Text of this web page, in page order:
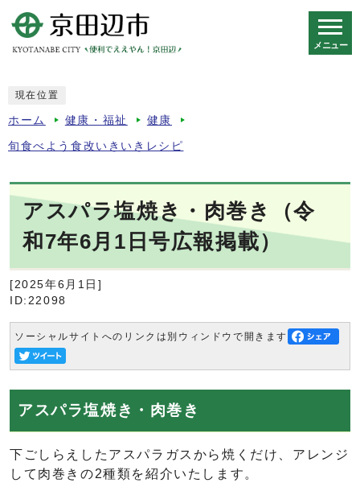
メニュー
現在位置
ホーム 健康・福祉 健康
旬食べよう食改いきいきレシピ
アスパラ塩焼き・肉巻き（令
和7年6月1日号広報掲載）
[2025年6月1日]
ID:22098
ソーシャルサイトへのリンクは別ウィンドウで開きます
アスパラ塩焼き・肉巻き
下ごしらえしたアスパラガスから焼くだけ、アレンジ
して肉巻きの2種類を紹介いたします。